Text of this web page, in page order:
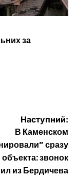
за
Наступний:
В Каменском
сразу
объекта: звонок
из Бердичева